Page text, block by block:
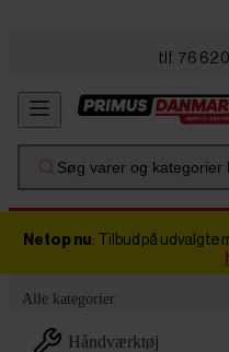
tlf. 76 62
Søg varer og kategorier
Netop nu: Tilbud på udvalgte
Alle kategorier
håndværktøj